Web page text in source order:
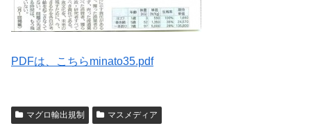
PDFは、こちらminato35.pdf
マグロ輸出規制 マスメディア